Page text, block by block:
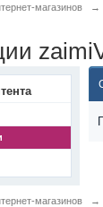
магазинов →
магазинов →